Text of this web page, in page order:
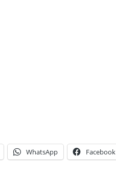
WhatsApp Facebook